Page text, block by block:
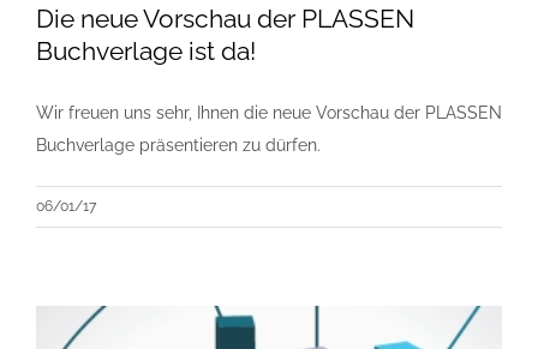
Die neue Vorschau der PLASSEN
Buchverlage ist da!
Wir freuen uns sehr, Ihnen die neue Vorschau der PLASSEN
Buchverlage präsentieren zu dürfen.
06/01/17